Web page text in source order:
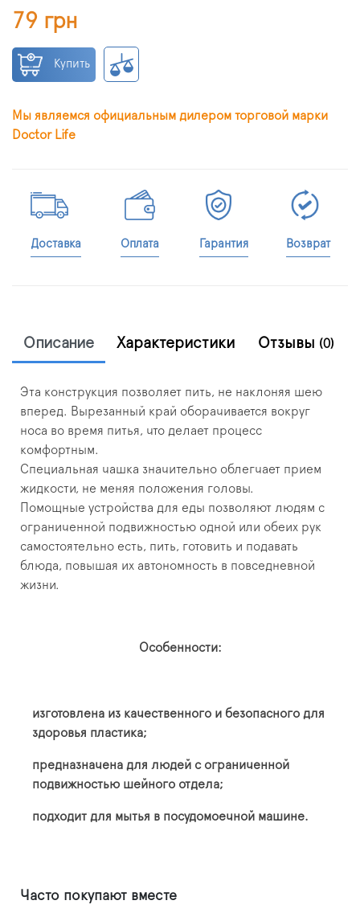
79 грн
Купить
Мы являемся официальным дилером торговой марки
Doctor Life
Доставка Оплата Гарантия Возврат
Описание Характеристики Отзывы (0)
Эта конструкция позволяет пить, не наклоняя шею
вперед. Вырезанный край оборачивается вокруг
носа во время питья, что делает процесс
комфортным.
Специальная чашка значительно облегчает прием
жидкости, не меняя положения головы.
Помощные устройства для еды позволяют людям с
ограниченной подвижностью одной или обеих рук
самостоятельно есть, пить, готовить и подавать
блюда, повышая их автономность в повседневной
жизни.
Особенности:
изготовлена из качественного и безопасного для
здоровья пластика;
предназначена для людей с ограниченной
подвижностью шейного отдела;
подходит для мытья в посудомоечной машине.
Часто покупают вместе